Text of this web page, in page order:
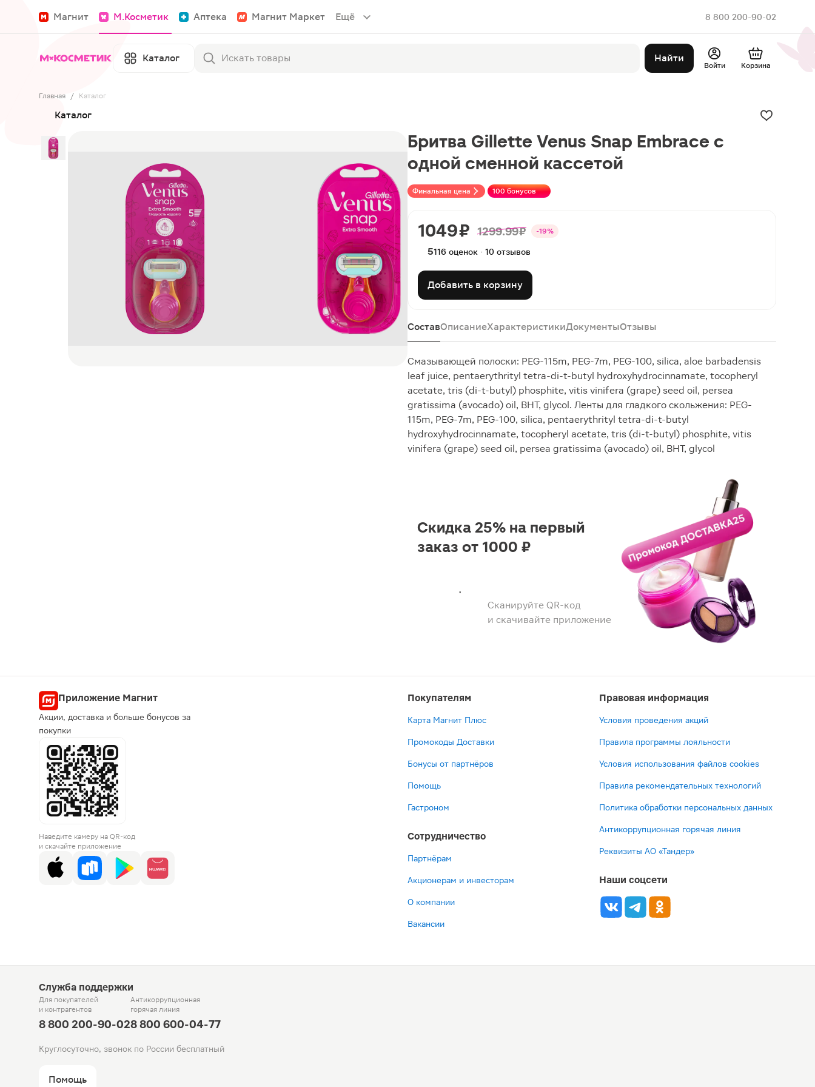
Магнит М.Косметик Аптека Магнит Маркет Ещё 8 800 200-90-02
Каталог Найти
Войти Корзина
Главная / Каталог
Каталог
Финальная цена 100 бонусов
Бритва Gillette Venus Snap Embrace с
одной сменной кассетой
1049 ₽ 1299.99 ₽ -19%
5116 оценок · 10 отзывов
Добавить в корзину
СоставОписаниеХарактеристикиДокументыОтзывы
Смазывающей полоски: PEG-115m, PEG-7m, PEG-100, silica, aloe barbadensis
leaf juice, pentaerythrityl tetra-di-t-butyl hydroxyhydrocinnamate, tocopheryl
acetate, tris (di-t-butyl) phosphite, vitis vinifera (grape) seed oil, persea
gratissima (avocado) oil, BHT, glycol. Ленты для гладкого скольжения: PEG-
115m, PEG-7m, PEG-100, silica, pentaerythrityl tetra-di-t-butyl
hydroxyhydrocinnamate, tocopheryl acetate, tris (di-t-butyl) phosphite, vitis
vinifera (grape) seed oil, persea gratissima (avocado) oil, BHT, glycol
Сканируйте QR-код
и скачивайте приложение
Скидка 25% на первый
заказ от 1000 ₽
Приложение Магнит
Акции, доставка и больше бонусов за
покупки
Наведите камеру на QR-код
и скачайте приложение
Покупателям
Карта Магнит Плюс
Промокоды Доставки
Бонусы от партнёров
Помощь
Гастроном
Сотрудничество
Партнёрам
Акционерам и инвесторам
О компании
Вакансии
Правовая информация
Условия проведения акций
Правила программы лояльности
Условия использования файлов cookies
Правила рекомендательных технологий
Политика обработки персональных данных
Антикоррупционная горячая линия
Реквизиты АО «Тандер»
Наши соцсети
Служба поддержки
Для покупателей
и контрагентов
8 800 200-90-02
Антикоррупционная
горячая линия
8 800 600-04-77
Круглосуточно, звонок по России бесплатный
Помощь